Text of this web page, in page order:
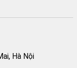
Hà Nội